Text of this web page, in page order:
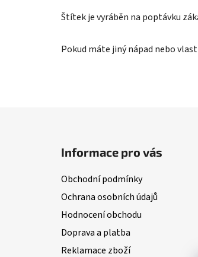
Štítek je vyráběn na poptávku
Pokud máte jiný nápad nebo
Informace pro vás
Obchodní podmínky
Ochrana osobních údajů
Hodnocení obchodu
Doprava a platba
Reklamace zboží